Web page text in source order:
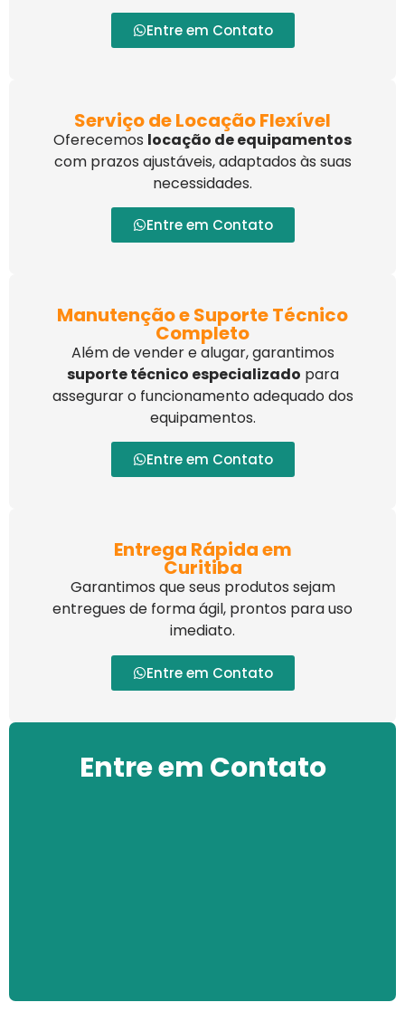
Entre em Contato
Serviço de Locação Flexível
Oferecemos locação de equipamentos
com prazos ajustáveis, adaptados às suas
necessidades.
Entre em Contato
Manutenção e Suporte Técnico
Completo
Além de vender e alugar, garantimos
suporte técnico especializado para
assegurar o funcionamento adequado dos
equipamentos.
Entre em Contato
Entrega Rápida em
Curitiba
Garantimos que seus produtos sejam
entregues de forma ágil, prontos para uso
imediato.
Entre em Contato
Entre em Contato